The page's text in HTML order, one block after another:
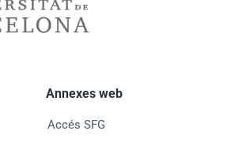
Annexes web
Accés SFG